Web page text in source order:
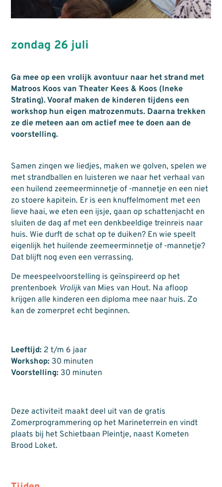
zondag 26 juli
Ga mee op een vrolijk avontuur naar het strand met
Matroos Koos van Theater Kees & Koos (Ineke
Strating). Vooraf maken de kinderen tijdens een
workshop hun eigen matrozenmuts. Daarna trekken
ze die meteen aan om actief mee te doen aan de
voorstelling.
Samen zingen we liedjes, maken we golven, spelen we
met strandballen en luisteren we naar het verhaal van
een huilend zeemeerminnetje of -mannetje en een niet
zo stoere kapitein. Er is een knuffelmoment met een
lieve haai, we eten een ijsje, gaan op schattenjacht en
sluiten de dag af met een denkbeeldige treinreis naar
huis. Wie durft de schat op te duiken? En wie speelt
eigenlijk het huilende zeemeerminnetje of -mannetje?
Dat blijft nog even een verrassing.
De meespeelvoorstelling is geïnspireerd op het
prentenboek Vrolijkvan Mies van Hout. Na afloop
krijgen alle kinderen een diploma mee naar huis. Zo
kan de zomerpret echt beginnen.
Leeftijd:2 t/m 6 jaar
Workshop:30 minuten
Voorstelling:30 minuten
Deze activiteit maakt deel uit van de gratis
Zomerprogrammering op het Marineterrein en vindt
plaats bij het Schietbaan Pleintje, naast Kometen
Brood Loket.